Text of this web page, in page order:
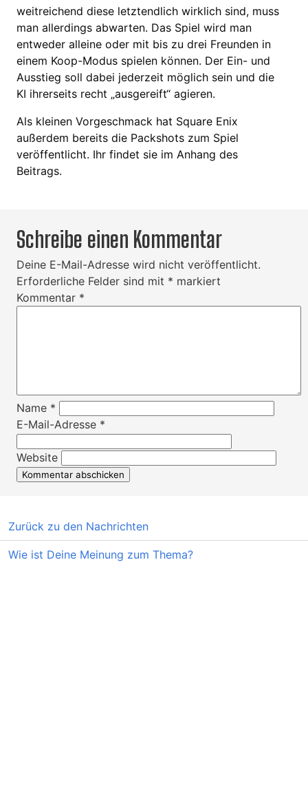
weitreichend diese letztendlich wirklich sind, muss
man allerdings abwarten. Das Spiel wird man
entweder alleine oder mit bis zu drei Freunden in
einem Koop-Modus spielen können. Der Ein- und
Ausstieg soll dabei jederzeit möglich sein und die
KI ihrerseits recht „ausgereift“ agieren.
Als kleinen Vorgeschmack hat Square Enix
außerdem bereits die Packshots zum Spiel
veröffentlicht. Ihr findet sie im Anhang des
Beitrags.
Schreibe einen Kommentar
Deine E-Mail-Adresse wird nicht veröffentlicht.
Erforderliche Felder sind mit * markiert
Kommentar *
Name *
E-Mail-Adresse *
Website
Zurück zu den Nachrichten
Wie ist Deine Meinung zum Thema?